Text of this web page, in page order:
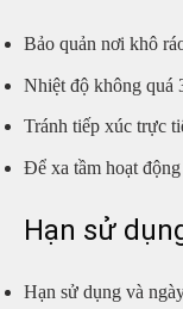
Bảo quản nơi khô
Nhiệt độ không quá
Tránh tiếp xúc trực
Để xa tầm hoạt
Hạn sử
Hạn sử dụng và